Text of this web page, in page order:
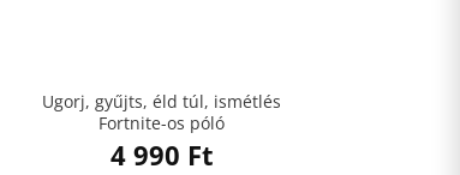
Ugorj, gyűjts, éld túl, ismétlés
Fortnite-os póló
4 990 Ft